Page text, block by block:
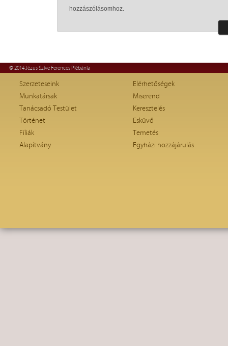
hozzászólásomhoz.
© 2014 Jézus Szíve Ferences Plébánia
Szerzeteseink
Munkatársak
Tanácsadó Testület
Történet
Fíliák
Alapítvány
Elérhetőségek
Miserend
Keresztelés
Esküvő
Temetés
Egyházi hozzájárulás